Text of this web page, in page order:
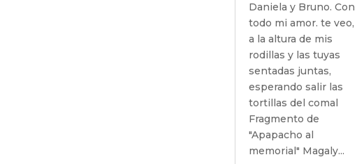
Daniela y Bruno. Con
todo mi amor. te veo,
a la altura de mis
rodillas y las tuyas
sentadas juntas,
esperando salir las
tortillas del comal
Fragmento de
"Apapacho al
memorial" Magaly...